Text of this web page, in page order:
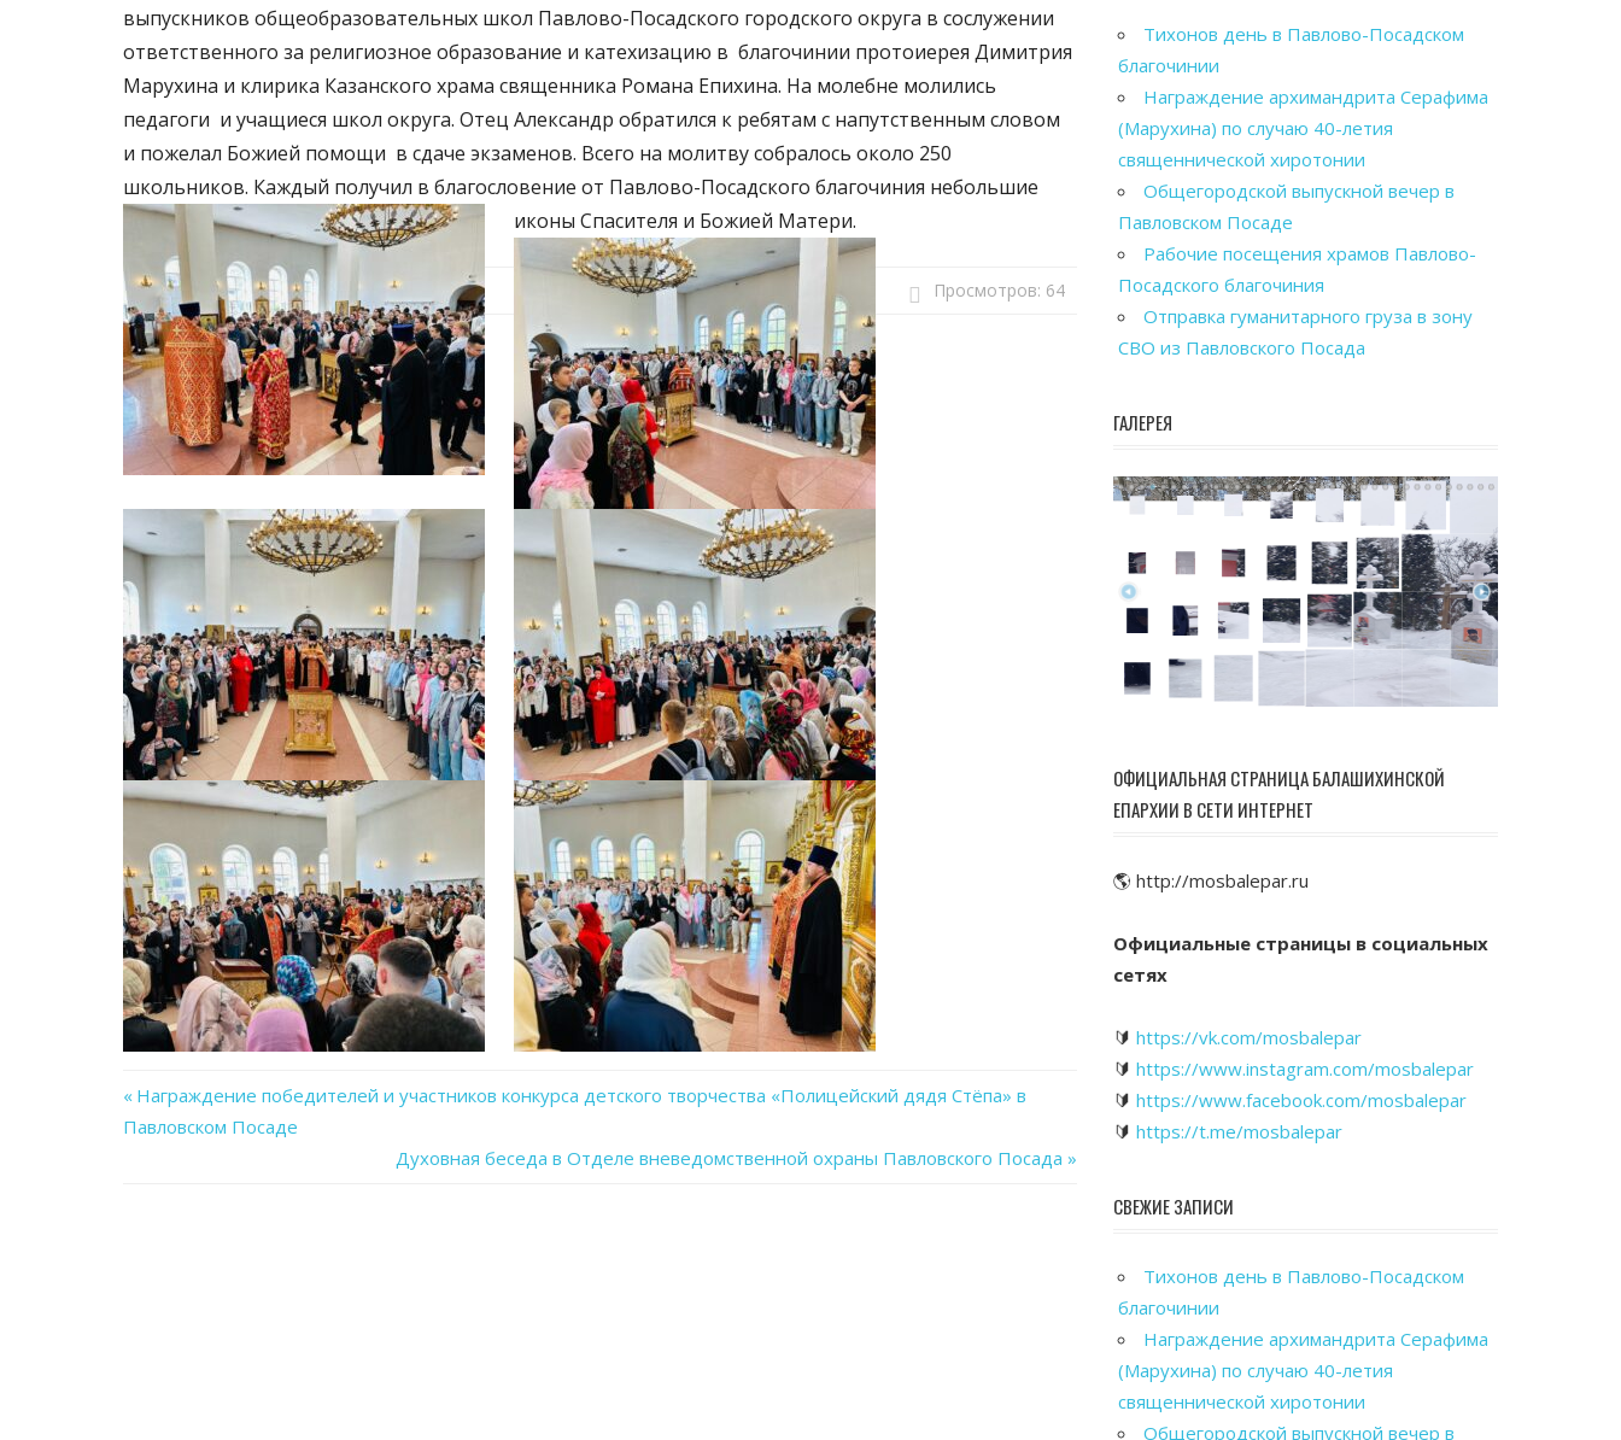
выпускников общеобразовательных школ Павлово-Посадского городского округа в сослужении
ответственного за религиозное образование и катехизацию в благочинии протоиерея Димитрия
Марухина и клирика Казанского храма священника Романа Епихина. На молебне молились
педагоги и учащиеся школ округа. Отец Александр обратился к ребятам с напутственным словом
и пожелал Божией помощи в сдаче экзаменов. Всего на молитву собралось около 250
школьников. Каждый получил в благословение от Павлово-Посадского благочиния небольшие
иконы Спасителя и Божией Матери.
Просмотров: 64
Навигация
Previous
Post:
Награждение победителей и участников конкурса детского творчества «Полицейский дядя Стёпа» в
Павловском Посаде
Next
Духовная беседа в Отделе вневедомственной охраны Павловского Посада
Тихонов день в Павлово-Посадском
благочинии
Награждение архимандрита Серафима
(Марухина) по случаю 40-летия
священнической хиротонии
Общегородской выпускной вечер в
Павловском Посаде
Рабочие посещения храмов Павлово-
Посадского благочиния
Отправка гуманитарного груза в зону
СВО из Павловского Посада
ГАЛЕРЕЯ
ОФИЦИАЛЬНАЯ СТРАНИЦА БАЛАШИХИНСКОЙ
ЕПАРХИИ В СЕТИ ИНТЕРНЕТ
🌎 http://mosbalepar.ru
Официальные страницы в социальных
сетях
🔰 https://vk.com/mosbalepar
🔰 https://www.instagram.com/mosbalepar
🔰 https://www.facebook.com/mosbalepar
🔰 https://t.me/mosbalepar
СВЕЖИЕ ЗАПИСИ
Тихонов день в Павлово-Посадском
благочинии
Награждение архимандрита Серафима
(Марухина) по случаю 40-летия
священнической хиротонии
Общегородской выпускной вечер в